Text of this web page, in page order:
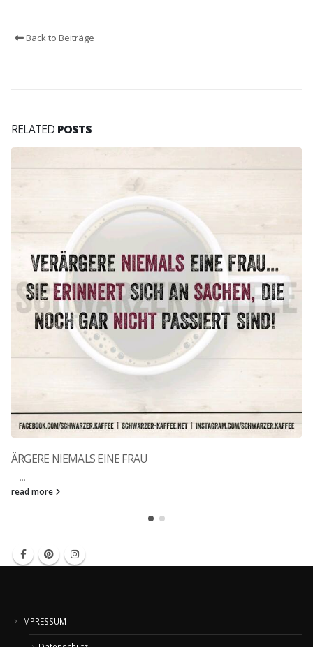
Back to Beiträge
RELATED POSTS
ÄRGERE NIEMALS EINE FRAU
...
read more
IMPRESSUM